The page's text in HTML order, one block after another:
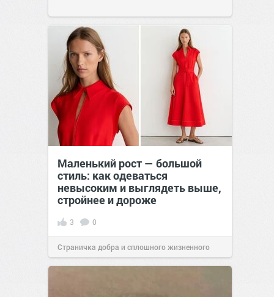
Маленький рост — большой
стиль: как одеваться
невысоким и выглядеть выше,
стройнее и дороже
3 0
Страничка добра и сплошного жизненного
позитива!11:3816 июл 2026